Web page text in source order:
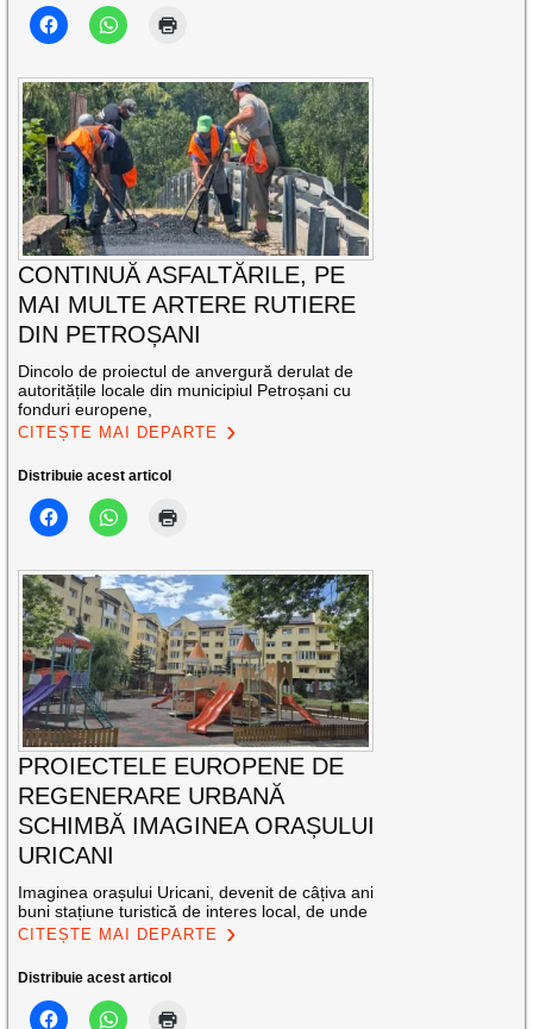
CONTINUĂ ASFALTĂRILE, PE
MAI MULTE ARTERE RUTIERE
DIN PETROȘANI
Dincolo de proiectul de anvergură derulat de
autoritățile locale din municipiul Petroșani cu
fonduri europene,
CITEȘTE MAI DEPARTE
Distribuie acest articol
PROIECTELE EUROPENE DE
REGENERARE URBANĂ
SCHIMBĂ IMAGINEA ORAȘULUI
URICANI
Imaginea orașului Uricani, devenit de câțiva ani
buni stațiune turistică de interes local, de unde
CITEȘTE MAI DEPARTE
Distribuie acest articol